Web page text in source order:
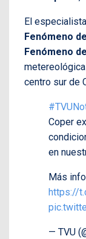
El
Fenómeno
Fenómeno
centro sur de
Coper
en
Más
https://
— TVU